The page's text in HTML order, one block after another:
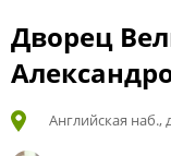
Дворец
Английская наб.,